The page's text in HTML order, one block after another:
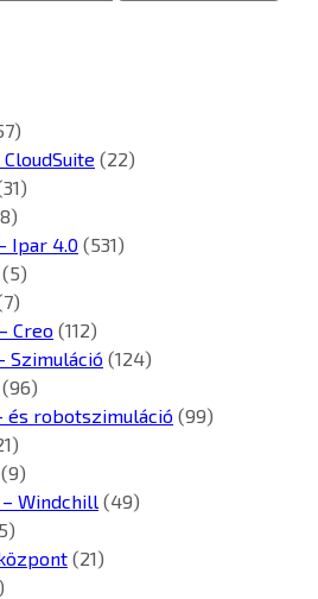
(22)
Ipar 4.0 (531)
(5)
Creo (112)
Szimuláció (124)
(96)
és robotszimuláció (99)
(9)
Windchill (49)
(21)